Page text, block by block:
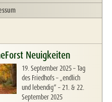
Neuigkeiten
19. September 2025–Tag
des Friedhofs – „endlich
und lebendig“ – 21. & 22.
September 2025